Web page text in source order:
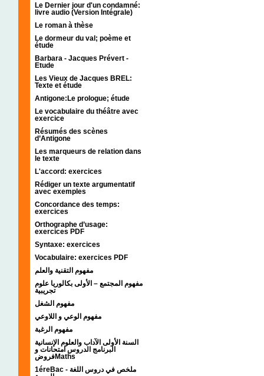
Le Dernier jour d'un condamné:
livre audio (Version Intégrale)
Le roman à thèse
Le dormeur du val; poème et
étude
Barbara - Jacques Prévert -
Etude
Les Vieux de Jacques BREL:
Texte et étude
Antigone:Le prologue; étude
Le vocabulaire du théâtre avec
exercice
Résumés des scènes
d’Antigone
Les marqueurs de relation dans
le texte
L'accord: exercices
Rédiger un texte argumentatif
avec exemples
Concordance des temps:
exercices
Orthographe d’usage:
exercices PDF
Syntaxe: exercices
Vocabulaire: exercices PDF
مفهوم التقنية والعلم
مفهوم المجتمع – الأولى بكالوريا علوم
تجريبية
مفهوم الشغل
مفهوم الوعي و اللاوعي
مفهوم الرغبة
السنة الأولى الآداب والعلوم الإنسانية
البرنامج الدروس امتحانات و
فروضMaths
1éreBac - ملخص في دروس اللغة